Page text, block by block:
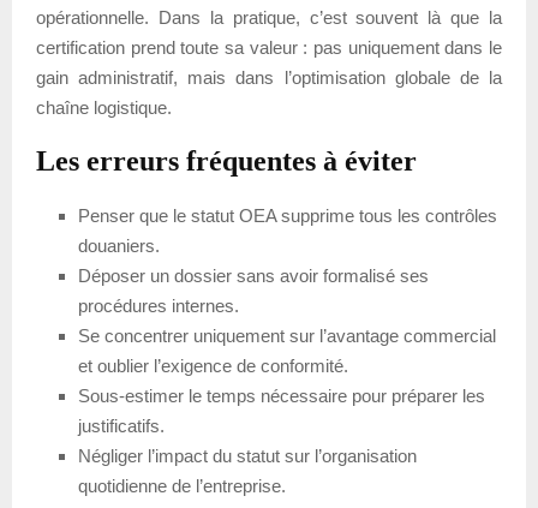
opérationnelle. Dans la pratique, c’est souvent là que la
certification prend toute sa valeur : pas uniquement dans le
gain administratif, mais dans l’optimisation globale de la
chaîne logistique.
Les erreurs fréquentes à éviter
Penser que le statut OEA supprime tous les contrôles
douaniers.
Déposer un dossier sans avoir formalisé ses
procédures internes.
Se concentrer uniquement sur l’avantage commercial
et oublier l’exigence de conformité.
Sous-estimer le temps nécessaire pour préparer les
justificatifs.
Négliger l’impact du statut sur l’organisation
quotidienne de l’entreprise.